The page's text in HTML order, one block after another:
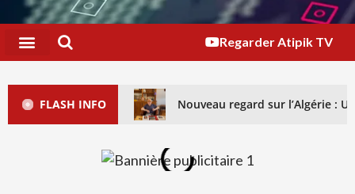
Regarder Atipik TV
FLASH INFO Nouveau regard sur l’Algérie :